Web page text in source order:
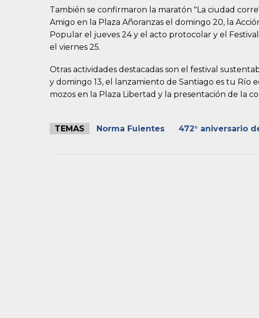
También se confirmaron la maratón "La ciudad
Amigo en la Plaza Añoranzas el domingo 20, la
Popular el jueves 24 y el acto protocolar y el
el viernes 25.
Otras actividades destacadas son el festival
y domingo 13, el lanzamiento de Santiago es tu Río
mozos en la Plaza Libertad y la presentación de la
TEMAS Norma Fuientes 472° aniversario